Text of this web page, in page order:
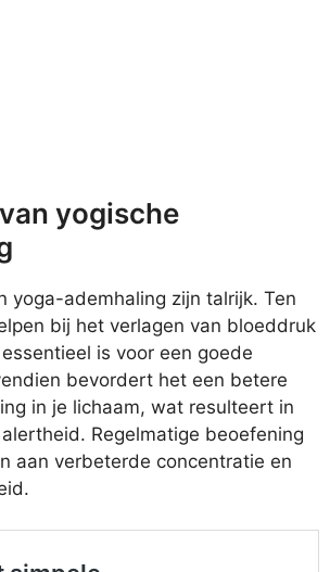
yogische
yoga-ademhaling zijn talrijk. Ten
bij het verlagen van bloeddruk
is voor een goede
bevordert het een betere
in je lichaam, wat resulteert in
Regelmatige beoefening
aan verbeterde concentratie en